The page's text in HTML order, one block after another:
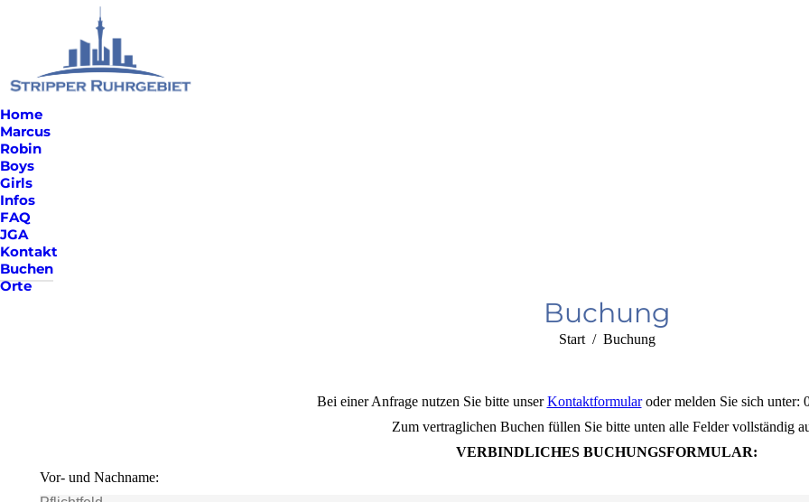
Home
Marcus
Robin
Boys
Girls
Infos
FAQ
JGA
Kontakt
Buchen
Orte
Buchung
Sie befinden sich hier:
Start Buchung
Bei einer Anfrage nutzen Sie bitte unserKontaktformularoder melden Sie sich unter:
Zum vertraglichen Buchen füllen Sie bitte unten alle Felder vollständig
VERBINDLICHES BUCHUNGSFORMULAR:
Vor- und Nachname: